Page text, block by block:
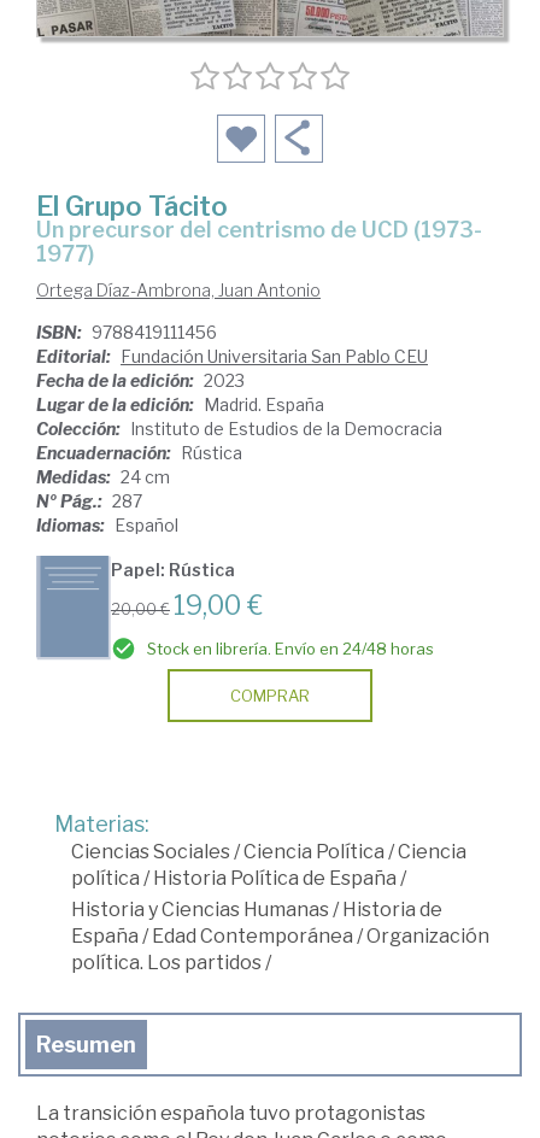
El Grupo Tácito
un precursor del centrismo de UCD (1973-
1977)
Ortega Díaz-Ambrona, Juan Antonio
ISBN: 9788419111456
Editorial: Fundación Universitaria San Pablo CEU
Fecha de la edición: 2023
Lugar de la edición: Madrid. España
Colección: Instituto de Estudios de la Democracia
Encuadernación: Rústica
Medidas: 24 cm
Nº Pág.: 287
Idiomas: Español
Papel: Rústica
20,00 € 19,00 €
Stock en librería. Envío en 24/48 horas
COMPRAR
Materias:
Ciencias Sociales /Ciencia Política /Ciencia
política /Historia Política de España /
Historia y Ciencias Humanas /Historia de
España /Edad Contemporánea /Organización
política. Los partidos /
Resumen
La transición española tuvo protagonistas